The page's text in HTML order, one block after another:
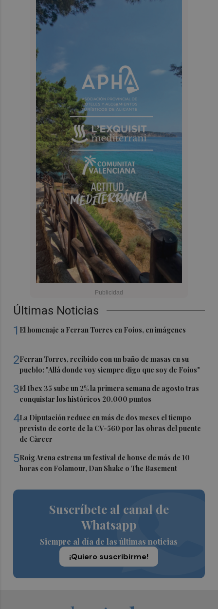
Últimas Noticias
1 El homenaje a Ferran Torres en Foios, en imágenes
2Ferran Torres, recibido con un baño de masas en su
pueblo: "Allá donde voy siempre digo que soy de Foios"
3El Ibex 35 sube un 2% la primera semana de agosto tras
conquistar los históricos 20.000 puntos
4La Diputación reduce en más de dos meses el tiempo
previsto de corte de la CV-560 por las obras del puente
de Càrcer
5Roig Arena estrena un festival de house de más de 10
horas con Folamour, Dan Shake o The Basement
Suscríbete al canal de
Whatsapp
Siempre al día de las últimas noticias
¡Quiero suscribirme!